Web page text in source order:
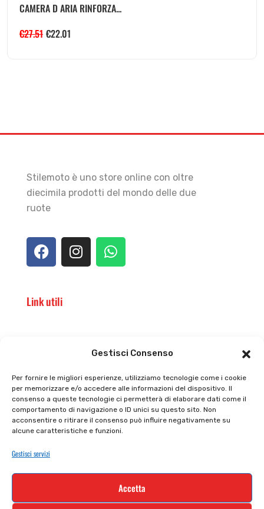
Gestisci Consenso
Per fornire le migliori esperienze, utilizziamo tecnologie come i cookie
per memorizzare e/o accedere alle informazioni del dispositivo. Il
consenso a queste tecnologie ci permetterà di elaborare dati come il
comportamento di navigazione o ID unici su questo sito. Non
acconsentire o ritirare il consenso può influire negativamente su
alcune caratteristiche e funzioni.
Gestisci servizi
Accetta
CAMERA D ARIA RINFORZA...
€27.51 €22.01
Stilemoto è uno store online con oltre
diecimila prodotti del mondo delle due
ruote
Link utili
Privacy policy
Cookie policy
Tutti prodotti
Termini e condizioni
Iscriviti alla nostra newsletter e rimani